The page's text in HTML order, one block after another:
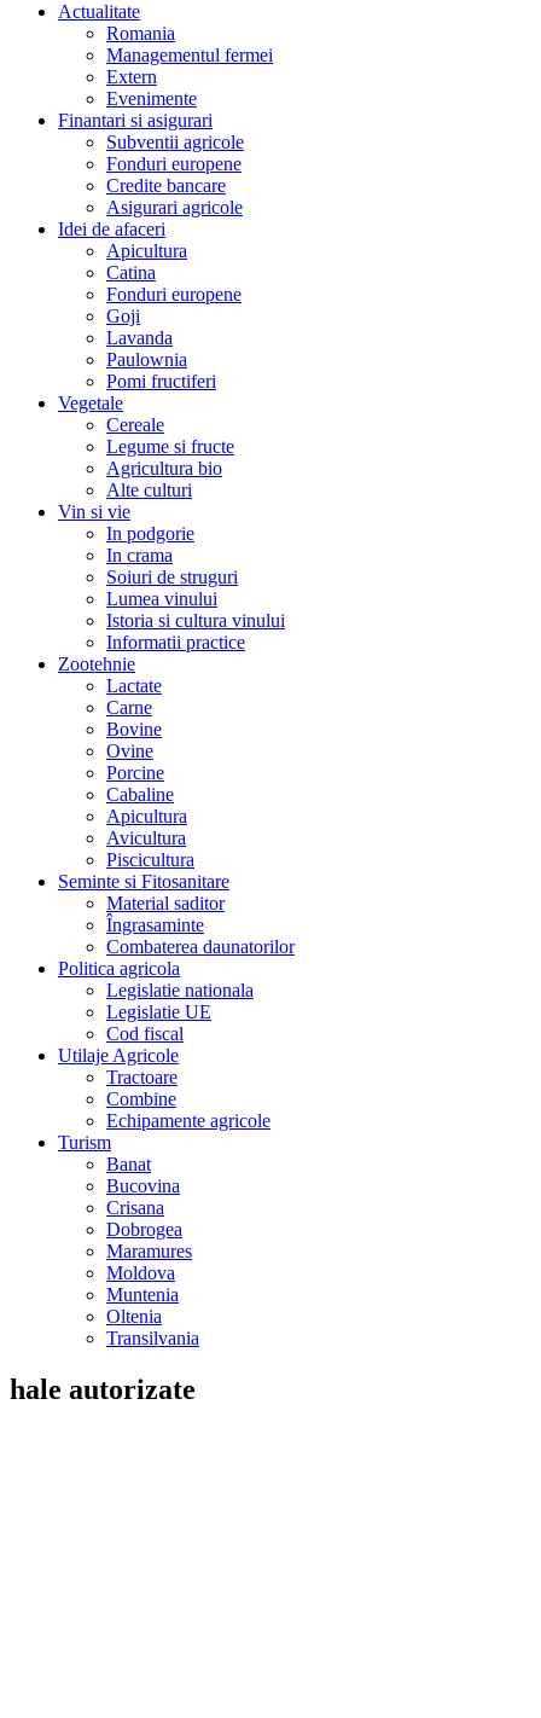
Actualitate
Romania
Managementul fermei
Extern
Evenimente
Finantari si asigurari
Subventii agricole
Fonduri europene
Credite bancare
Asigurari agricole
Idei de afaceri
Apicultura
Catina
Fonduri europene
Goji
Lavanda
Paulownia
Pomi fructiferi
Vegetale
Cereale
Legume si fructe
Agricultura bio
Alte culturi
Vin si vie
In podgorie
In crama
Soiuri de struguri
Lumea vinului
Istoria si cultura vinului
Informatii practice
Zootehnie
Lactate
Carne
Bovine
Ovine
Porcine
Cabaline
Apicultura
Avicultura
Piscicultura
Seminte si Fitosanitare
Material saditor
Îngrasaminte
Combaterea daunatorilor
Politica agricola
Legislatie nationala
Legislatie UE
Cod fiscal
Utilaje Agricole
Tractoare
Combine
Echipamente agricole
Turism
Banat
Bucovina
Crisana
Dobrogea
Maramures
Moldova
Muntenia
Oltenia
Transilvania
hale autorizate